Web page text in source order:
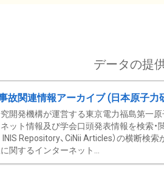
データの提
故関連情報アーカイブ (日本原子力
開発機構が運営する東京電力福島第一原
ット情報及び学会口頭発表情報を検索・
INIS Repository、CiNii Articles）の横断検
関するインターネット...